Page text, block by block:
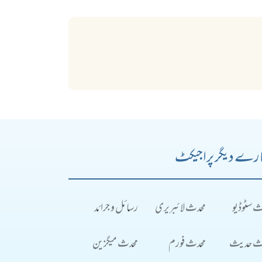
دیگر پراجیکٹ
سٹوڈیو محدث لائبریری
رسائل و جرائد
حدیث
محدث فورم محدث میگزین